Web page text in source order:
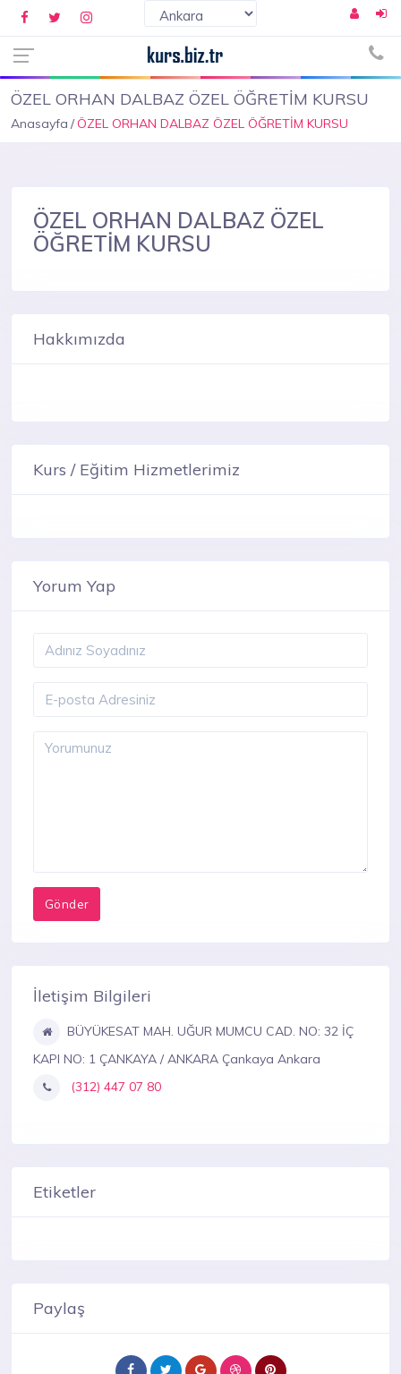
ÖZEL ORHAN DALBAZ ÖZEL ÖĞRETİM KURSU
Anasayfa ÖZEL ORHAN DALBAZ ÖZEL ÖĞRETİM KURSU
ÖZEL ORHAN DALBAZ ÖZEL
ÖĞRETİM KURSU
Hakkımızda
Kurs / Eğitim Hizmetlerimiz
Yorum Yap
İletişim Bilgileri
BÜYÜKESAT MAH. UĞUR MUMCU CAD. NO: 32 İÇ
KAPI NO: 1 ÇANKAYA / ANKARA Çankaya Ankara
(312) 447 07 80
Etiketler
Paylaş